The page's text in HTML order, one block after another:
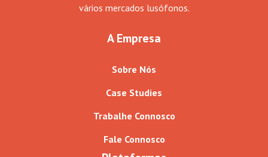
vários mercados lusófonos.
A Empresa
Sobre Nós
Case Studies
Trabalhe Connosco
Fale Connosco